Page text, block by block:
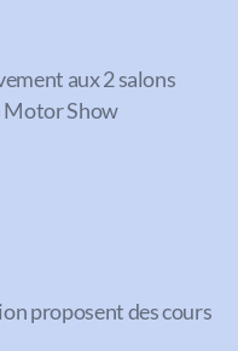
aux 2 salons
Motor Show
proposent des cours